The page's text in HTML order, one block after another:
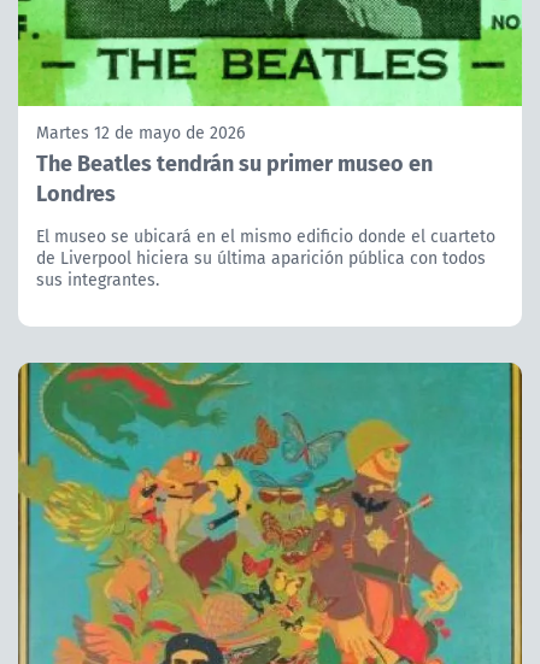
Martes 12 de mayo de 2026
The Beatles tendrán su primer museo en
Londres
El museo se ubicará en el mismo edificio donde el cuarteto
de Liverpool hiciera su última aparición pública con todos
sus integrantes.